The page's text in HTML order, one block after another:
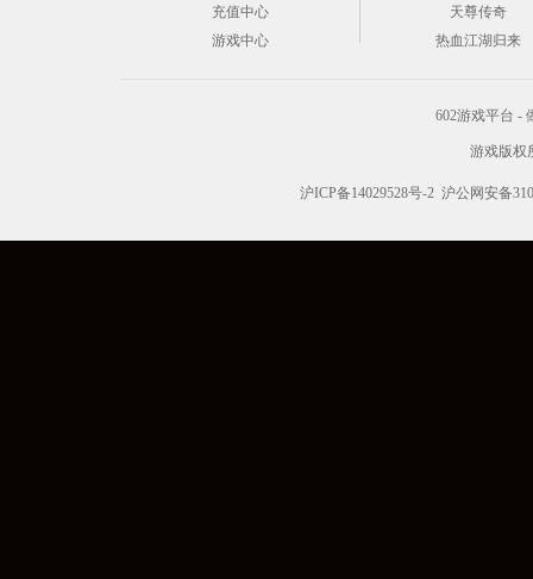
充值中心
游戏中心
天尊传奇
热血江湖归来
602游戏平台 -
游戏版权
沪ICP备14029528号-2 沪公网安备